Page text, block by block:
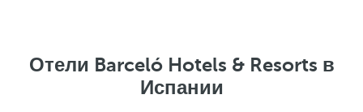
Отели Barceló Hotels & Resorts в
Испании